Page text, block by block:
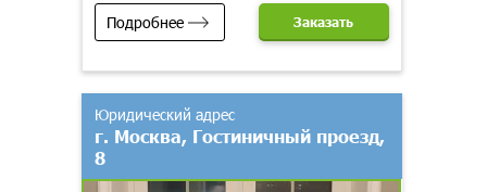
Подробнее Заказать
Юридический адрес
г. Москва, Гостиничный проезд,
8